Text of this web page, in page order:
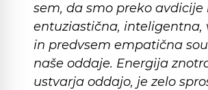
sem, da smo preko avdicije
entuziastična, inteligentna,
in predvsem empatična
naše oddaje. Energija
ustvarja oddajo, je zelo